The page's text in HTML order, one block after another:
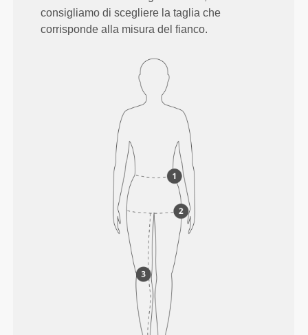
consigliamo di scegliere la taglia che
corrisponde alla misura del fianco.